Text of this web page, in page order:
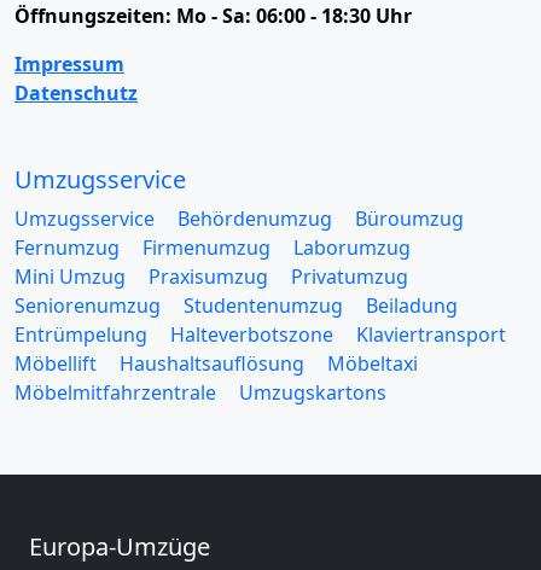
Öffnungszeiten: Mo - Sa: 06:00 - 18:30 Uhr
Impressum
Datenschutz
Umzugsservice
Umzugsservice Behördenumzug
Büroumzug
Fernumzug
Firmenumzug
Laborumzug
Mini Umzug
Praxisumzug
Privatumzug
Seniorenumzug
Studentenumzug
Beiladung
Entrümpelung
Halteverbotszone
Klaviertransport
Möbellift
Haushaltsauflösung
Möbeltaxi
Möbelmitfahrzentrale
Umzugskartons
Europa-Umzüge